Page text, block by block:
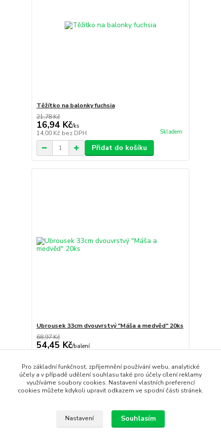
Těžítko na balonky fuchsia
21,78 Kč
16,94 Kč/ks
14,00 Kč bez DPH Skladem
Přidat do košíku
Ubrousek 33cm dvouvrstvý "Máša a medvěd" 20ks
68,97 Kč
54,45 Kč/balení
Skladem
Přidat do košíku
Pro základní funkčnost, zpříjemnění používání webu, analytické
účely a v případě udělení souhlasu také pro účely cílení reklamy
využíváme soubory cookies. Nastavení vlastních preferencí
cookies můžete kdykoli upravit odkazem ve spodní části stránek.
Nastavení Souhlasím